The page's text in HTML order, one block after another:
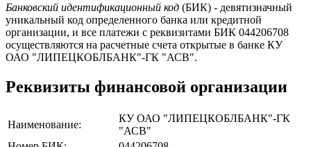
Банковский идентификационный код (БИК) - девятизначный
уникальный код определенного банка или кредитной
организации, и все платежи с реквизитами БИК 044206708
осуществляются на расчетные счета открытые в банке КУ
ОАО "ЛИПЕЦКОБЛБАНК"-ГК "АСВ".
Реквизиты финансовой организации
Наименование:
КУ ОАО "ЛИПЕЦКОБЛБАНК"-ГК
"АСВ"